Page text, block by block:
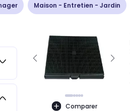
Maison - Entretien - Jardin
Comparer